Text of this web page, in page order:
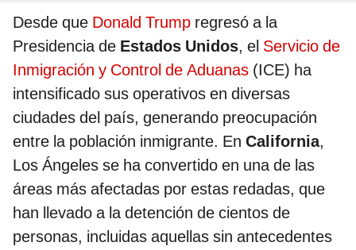
Desde que Donald Trump regresó a la
Presidencia de Estados Unidos, el Servicio de
Inmigración y Control de Aduanas (ICE) ha
intensificado sus operativos en diversas
ciudades del país, generando preocupación
entre la población inmigrante. En California,
Los Ángeles se ha convertido en una de las
áreas más afectadas por estas redadas, que
han llevado a la detención de cientos de
personas, incluidas aquellas sin antecedentes